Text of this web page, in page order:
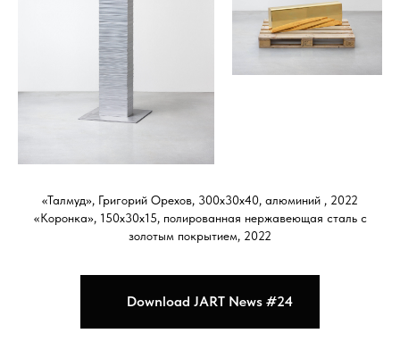
«Талмуд», Григорий Орехов, 300х30х40, алюминий , 2022
«Коронка», 150х30х15, полированная нержавеющая сталь с
золотым покрытием, 2022
Download JART News #24